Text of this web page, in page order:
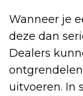
Wanneer je
deze dan
Dealers
uitvoeren. In